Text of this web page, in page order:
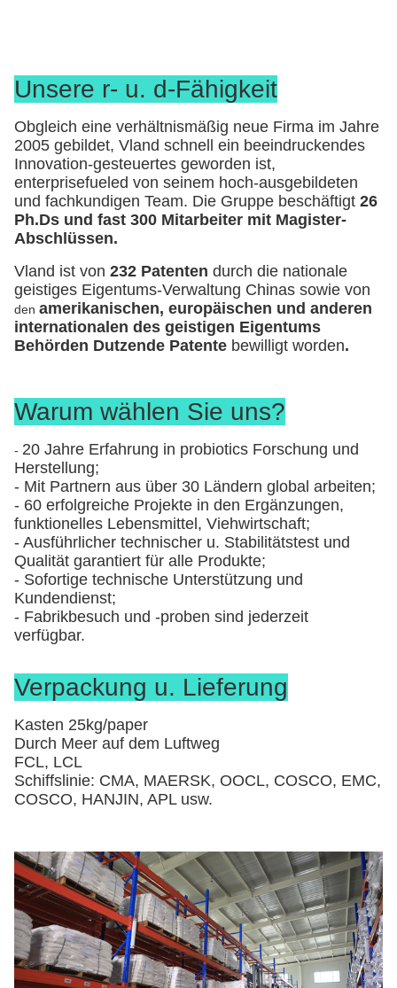
Unsere r- u. d-Fähigkeit
Obgleich eine verhältnismäßig neue Firma im Jahre
2005 gebildet, Vland schnell ein beeindruckendes
Innovation-gesteuertes geworden ist,
enterprisefueled von seinem hoch-ausgebildeten
und fachkundigen Team. Die Gruppe beschäftigt 26
Ph.Ds und fast 300 Mitarbeiter mit Magister-
Abschlüssen.
Vland ist von 232 Patenten durch die nationale
geistiges Eigentums-Verwaltung Chinas sowie von
den amerikanischen, europäischen und anderen
internationalen des geistigen Eigentums
Behörden Dutzende Patente bewilligt worden.
Warum wählen Sie uns?
- 20 Jahre Erfahrung in probiotics Forschung und
Herstellung;
- Mit Partnern aus über 30 Ländern global arbeiten;
- 60 erfolgreiche Projekte in den Ergänzungen,
funktionelles Lebensmittel, Viehwirtschaft;
- Ausführlicher technischer u. Stabilitätstest und
Qualität garantiert für alle Produkte;
- Sofortige technische Unterstützung und
Kundendienst;
- Fabrikbesuch und -proben sind jederzeit
verfügbar.
Verpackung u. Lieferung
Kasten 25kg/paper
Durch Meer auf dem Luftweg
FCL, LCL
Schiffslinie: CMA, MAERSK, OOCL, COSCO, EMC,
COSCO, HANJIN, APL usw.